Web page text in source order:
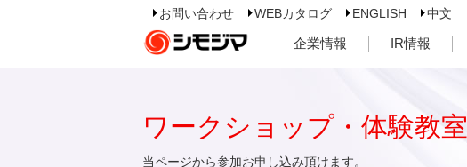
お問い合わせ WEBカタログ ENGLISH 中文
企業情報 IR情報
ワークショップ・体験教室
当ページから参加お申し込み頂けます。